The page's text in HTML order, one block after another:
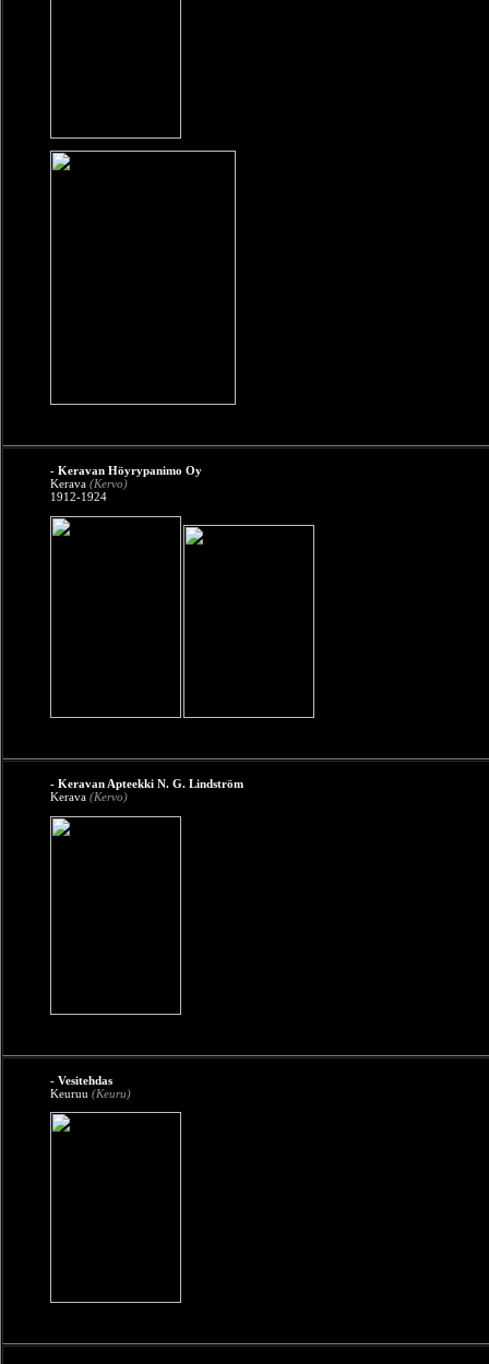
- Keravan Höyrypanimo Oy
Kerava (Kervo)
1912-1924
- Keravan Apteekki N. G. Lindström
Kerava (Kervo)
- Vesitehdas
Keuruu (Keuru)